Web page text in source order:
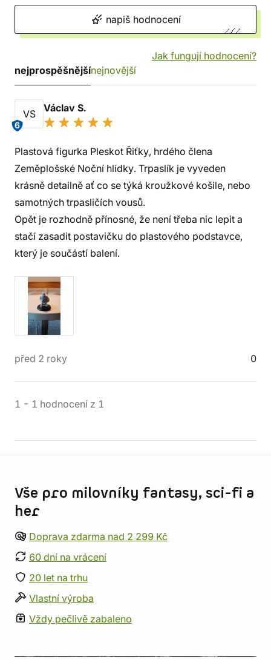
napiš hodnocení
Jak fungují hodnocení?
nejprospěšnějšínejnovější
VS
6
Václav S.
Plastová figurka Pleskot Řiťky, hrdého člena
Zeměplošské Noční hlídky. Trpaslík je vyveden
krásně detailně ať co se týká kroužkové košile, nebo
samotných trpasličích vousů.
Opět je rozhodně přínosné, že není třeba nic lepit a
stačí zasadit postavičku do plastového podstavce,
který je součástí balení.
před 2 roky 0
1 - 1 hodnocení z 1
Vše pro milovníky fantasy, sci-fi a
her
Doprava zdarma nad 2 299 Kč
60 dní na vrácení
20 let na trhu
Vlastní výroba
Vždy pečlivě zabaleno